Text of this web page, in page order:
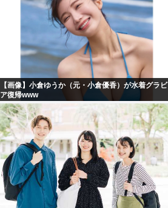
【画像】小倉ゆうか（元・小倉優香）が水着グラビ
ア復帰www